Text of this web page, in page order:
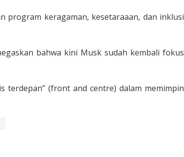
program keragaman, kesetaraaan, dan inklusi
bahwa kini Musk sudah kembali fokus
terdepan” (front and centre) dalam memimpin